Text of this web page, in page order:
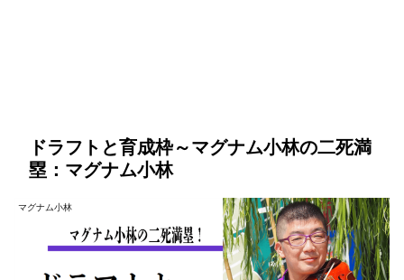
ドラフトと育成枠～マグナム小林の二死満
塁：マグナム小林
マグナム小林